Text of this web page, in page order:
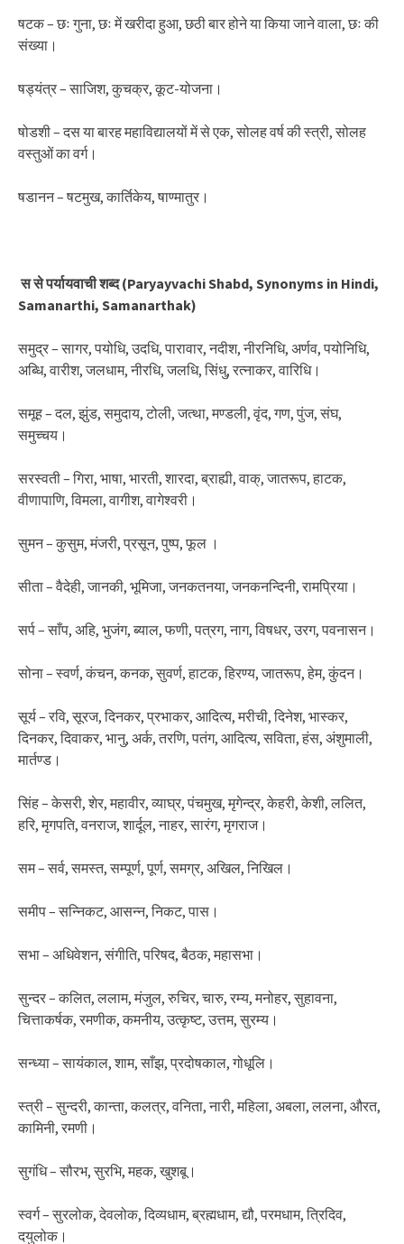
षटक – छः गुना, छः में खरीदा हुआ, छठी बार होने या किया जाने वाला, छः की
संख्या।
षड्यंत्र – साजिश, कुचक्र, कूट-योजना।
षोडशी – दस या बारह महाविद्यालयों में से एक, सोलह वर्ष की स्त्री, सोलह
वस्तुओं का वर्ग।
षडानन – षटमुख, कार्तिकेय, षाण्मातुर।
स से पर्यायवाची शब्द (Paryayvachi Shabd, Synonyms in Hindi,
Samanarthi, Samanarthak)
समुद्र – सागर, पयोधि, उदधि, पारावार, नदीश, नीरनिधि, अर्णव, पयोनिधि,
अब्धि, वारीश, जलधाम, नीरधि, जलधि, सिंधु, रत्नाकर, वारिधि।
समूह – दल, झुंड, समुदाय, टोली, जत्था, मण्डली, वृंद, गण, पुंज, संघ,
समुच्चय।
सरस्वती – गिरा, भाषा, भारती, शारदा, ब्राह्यी, वाक्, जातरूप, हाटक,
वीणापाणि, विमला, वागीश, वागेश्वरी।
सुमन – कुसुम, मंजरी, प्रसून, पुष्प, फूल ।
सीता – वैदेही, जानकी, भूमिजा, जनकतनया, जनकनन्दिनी, रामप्रिया।
सर्प – साँप, अहि, भुजंग, ब्याल, फणी, पत्रग, नाग, विषधर, उरग, पवनासन।
सोना – स्वर्ण, कंचन, कनक, सुवर्ण, हाटक, हिरण्य, जातरूप, हेम, कुंदन।
सूर्य – रवि, सूरज, दिनकर, प्रभाकर, आदित्य, मरीची, दिनेश, भास्कर,
दिनकर, दिवाकर, भानु, अर्क, तरणि, पतंग, आदित्य, सविता, हंस, अंशुमाली,
मार्तण्ड।
सिंह – केसरी, शेर, महावीर, व्याघ्र, पंचमुख, मृगेन्द्र, केहरी, केशी, ललित,
हरि, मृगपति, वनराज, शार्दूल, नाहर, सारंग, मृगराज।
सम – सर्व, समस्त, सम्पूर्ण, पूर्ण, समग्र, अखिल, निखिल।
समीप – सन्निकट, आसन्न, निकट, पास।
सभा – अधिवेशन, संगीति, परिषद, बैठक, महासभा।
सुन्दर – कलित, ललाम, मंजुल, रुचिर, चारु, रम्य, मनोहर, सुहावना,
चित्ताकर्षक, रमणीक, कमनीय, उत्कृष्ट, उत्तम, सुरम्य।
सन्ध्या – सायंकाल, शाम, साँझ, प्रदोषकाल, गोधूलि।
स्त्री – सुन्दरी, कान्ता, कलत्र, वनिता, नारी, महिला, अबला, ललना, औरत,
कामिनी, रमणी।
सुगंधि – सौरभ, सुरभि, महक, खुशबू।
स्वर्ग – सुरलोक, देवलोक, दिव्यधाम, ब्रह्मधाम, द्यौ, परमधाम, त्रिदिव,
दयुलोक।